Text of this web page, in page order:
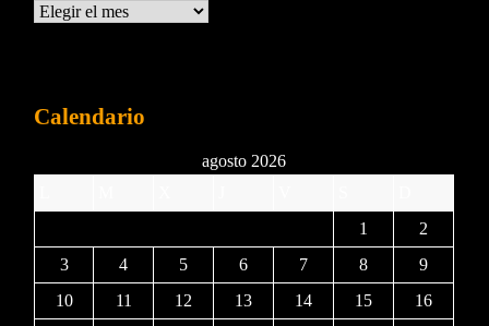
Archivos
Calendario
agosto 2026
1
2
3
4 5 6 7 8
9
10
11 12 13 14 15
16